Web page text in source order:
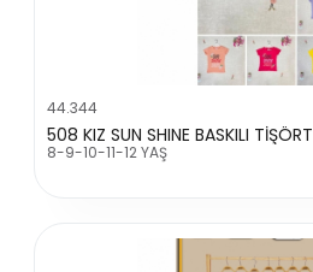
44.344
508 KIZ SUN SHINE BASKILI TİŞÖRT
8-9-10-11-12 YAŞ